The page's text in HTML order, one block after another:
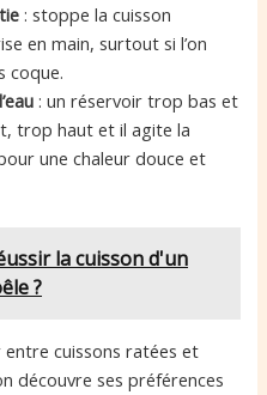
: stoppe la cuisson
en main, surtout si l’on
coque.
: un réservoir trop bas et
trop haut et il agite la
une chaleur douce et
la cuisson d'un
?
entre cuissons ratées et
découvre ses préférences